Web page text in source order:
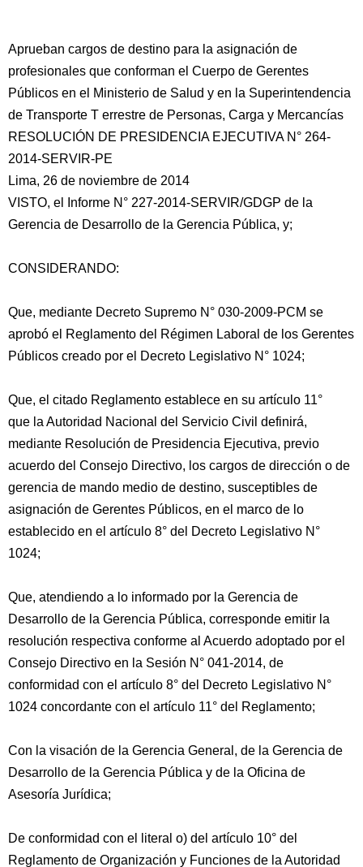
Aprueban cargos de destino para la asignación de
profesionales que conforman el Cuerpo de Gerentes
Públicos en el Ministerio de Salud y en la Superintendencia
de Transporte T errestre de Personas, Carga y Mercancías
RESOLUCIÓN DE PRESIDENCIA EJECUTIVA N° 264-
2014-SERVIR-PE
Lima, 26 de noviembre de 2014
VISTO, el Informe N° 227-2014-SERVIR/GDGP de la
Gerencia de Desarrollo de la Gerencia Pública, y;
CONSIDERANDO:
Que, mediante Decreto Supremo N° 030-2009-PCM se
aprobó el Reglamento del Régimen Laboral de los Gerentes
Públicos creado por el Decreto Legislativo N° 1024;
Que, el citado Reglamento establece en su artículo 11°
que la Autoridad Nacional del Servicio Civil definirá,
mediante Resolución de Presidencia Ejecutiva, previo
acuerdo del Consejo Directivo, los cargos de dirección o de
gerencia de mando medio de destino, susceptibles de
asignación de Gerentes Públicos, en el marco de lo
establecido en el artículo 8° del Decreto Legislativo N°
1024;
Que, atendiendo a lo informado por la Gerencia de
Desarrollo de la Gerencia Pública, corresponde emitir la
resolución respectiva conforme al Acuerdo adoptado por el
Consejo Directivo en la Sesión N° 041-2014, de
conformidad con el artículo 8° del Decreto Legislativo N°
1024 concordante con el artículo 11° del Reglamento;
Con la visación de la Gerencia General, de la Gerencia de
Desarrollo de la Gerencia Pública y de la Oficina de
Asesoría Jurídica;
De conformidad con el literal o) del artículo 10° del
Reglamento de Organización y Funciones de la Autoridad